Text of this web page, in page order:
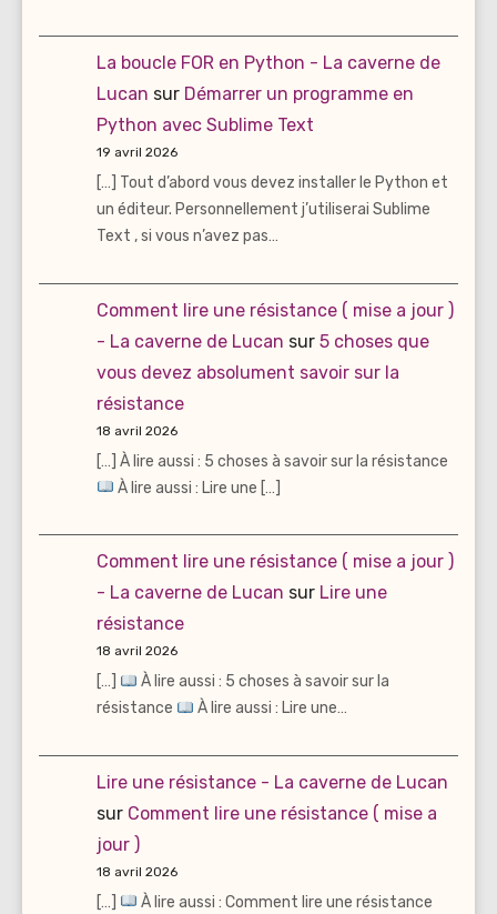
La boucle FOR en Python - La caverne de
Lucan sur Démarrer un programme en
Python avec Sublime Text
19 avril 2026
[…] Tout d’abord vous devez installer le Python et
un éditeur. Personnellement j’utiliserai Sublime
Text , si vous n’avez pas…
Comment lire une résistance ( mise a jour )
- La caverne de Lucan sur 5 choses que
vous devez absolument savoir sur la
résistance
18 avril 2026
[…] À lire aussi : 5 choses à savoir sur la résistance
À lire aussi : Lire une […]
Comment lire une résistance ( mise a jour )
- La caverne de Lucan sur Lire une
résistance
18 avril 2026
[…]
À lire aussi : 5 choses à savoir sur la
résistance
À lire aussi : Lire une…
Lire une résistance - La caverne de Lucan
sur Comment lire une résistance ( mise a
jour )
18 avril 2026
[…]
À lire aussi : Comment lire une résistance